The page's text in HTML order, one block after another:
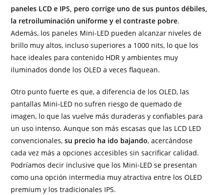
paneles LCD e IPS, pero corrige uno de sus puntos débiles,
la retroiluminación uniforme y el contraste pobre.
Además, los paneles Mini-LED pueden alcanzar niveles de
brillo muy altos, incluso superiores a 1000 nits, lo que los
hace ideales para contenido HDR y ambientes muy
iluminados donde los OLED a veces flaquean.
Otro punto fuerte es que, a diferencia de los OLED, las
pantallas Mini-LED no sufren riesgo de quemado de
imagen, lo que las vuelve más duraderas y confiables para
un uso intenso. Aunque son más escasas que las LCD LED
convencionales,su precio ha ido bajando, acercándose
cada vez más a opciones accesibles sin sacrificar calidad.
Podríamos decir inclusive que los Mini-LED se presentan
como una opción intermedia muy atractiva entre los OLED
premium y los tradicionales IPS.